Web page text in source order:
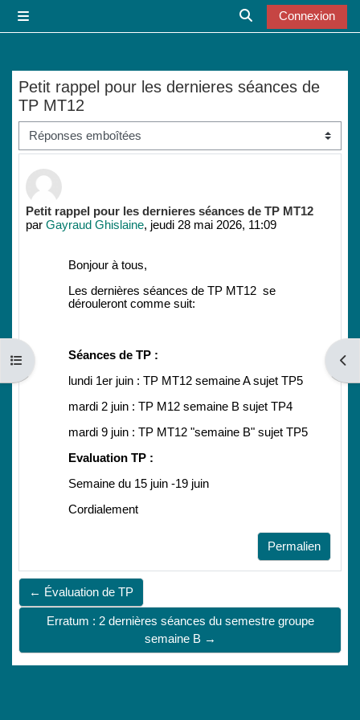
Activer/désactiver
Connexion
Ouvrir l’index du cours
Petit rappel pour les dernieres séances de
TP MT12
Petit rappel pour les dernieres séances de TP MT12
par Gayraud Ghislaine, jeudi 28 mai 2026, 11:09
Nombre de réponses : 0
Bonjour à tous,
Les dernières séances de TP MT12 se
dérouleront comme suit:
Séances de TP :
lundi 1er juin : TP MT12 semaine A sujet TP5
mardi 2 juin : TP M12 semaine B sujet TP4
mardi 9 juin : TP MT12 "semaine B" sujet TP5
Evaluation TP :
Semaine du 15 juin -19 juin
Cordialement
Permalien
← Évaluation de TP
Erratum : 2 dernières séances du semestre groupe
semaine B →